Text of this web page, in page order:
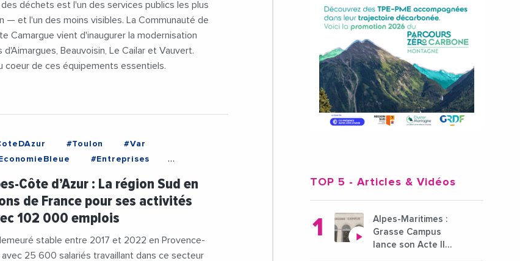
déchets est l'un des services publics les plus
— et l'un des moins visibles. La Communauté de
Camargue vient d'inaugurer la modernisation
Beauvoisin, Le Cailar et Vauvert.
coeur de ces équipements essentiels.
#Toulon
#Var
#Entreprises
#Tourisme
Côte d’Azur : La région Sud en
de France pour ses activités
102 000 emplois
stable entre 2017 et 2022 en Provence-
25 600 salariés travaillant dans ce secteur
TOP 5 - Articles & Vidéos
Alpes-Maritimes :
Grasse Campus
lance son Acte II